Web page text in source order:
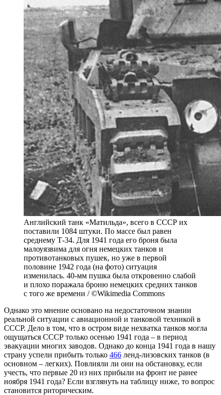
Английский танк «Матильда», всего в СССР их
поставили 1084 штуки. По массе был равен
среднему Т-34. Для 1941 года его броня была
малоуязвима для огня немецких танков и
противотанковых пушек, но уже в первой
половине 1942 года (на фото) ситуация
изменилась. 40-мм пушка была откровенно слабой
и плохо поражала броню немецких средних танков
с того же времени / ©Wikimedia Commons
Однако это мнение основано на недостаточном знании
реальной ситуации с авиационной и танковой техникой в
СССР. Дело в том, что в остром виде нехватка танков могла
ощущаться СССР только осенью 1941 года – в период
эвакуации многих заводов. Однако до конца 1941 года в нашу
страну успели прибыть только 466 ленд-лизовских танков (в
основном – легких). Повлияли ли они на обстановку, если
учесть, что первые 20 из них прибыли на фронт не ранее
ноября 1941 года? Если взглянуть на таблицу ниже, то вопрос
становится риторическим.